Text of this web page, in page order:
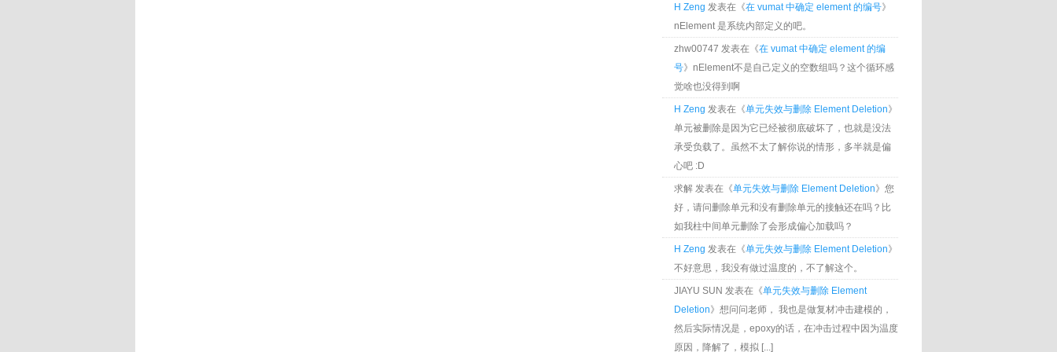
H Zeng 发表在《在 vumat 中确定 element 的编号》
nElement 是系统内部定义的吧。
zhw00747 发表在《在 vumat 中确定 element 的编
号》nElement不是自己定义的空数组吗？这个循环感
觉啥也没得到啊
H Zeng 发表在《单元失效与删除 Element Deletion》
单元被删除是因为它已经被彻底破坏了，也就是没法
承受负载了。虽然不太了解你说的情形，多半就是偏
心吧 :D
求解 发表在《单元失效与删除 Element Deletion》您
好，请问删除单元和没有删除单元的接触还在吗？比
如我柱中间单元删除了会形成偏心加载吗？
H Zeng 发表在《单元失效与删除 Element Deletion》
不好意思，我没有做过温度的，不了解这个。
JIAYU SUN 发表在《单元失效与删除 Element
Deletion》想问问老师， 我也是做复材冲击建模的，
然后实际情况是，epoxy的话，在冲击过程中因为温度
原因，降解了，模拟 [...]